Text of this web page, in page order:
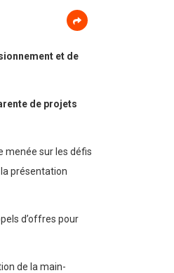
et de
de projets
menée sur les défis
présentation
d’offres pour
de la main-